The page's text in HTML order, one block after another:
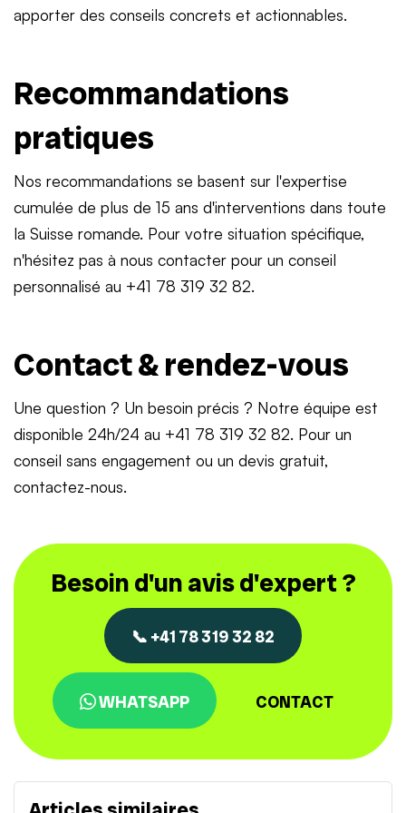
apporter des conseils concrets et actionnables.
Recommandations
pratiques
Nos recommandations se basent sur l'expertise
cumulée de plus de 15 ans d'interventions dans toute
la Suisse romande. Pour votre situation spécifique,
n'hésitez pas à nous contacter pour un conseil
personnalisé au +41 78 319 32 82.
Contact & rendez-vous
Une question ? Un besoin précis ? Notre équipe est
disponible 24h/24 au +41 78 319 32 82. Pour un
conseil sans engagement ou un devis gratuit,
contactez-nous.
Besoin d'un avis d'expert ?
📞 +41 78 319 32 82
WHATSAPP CONTACT